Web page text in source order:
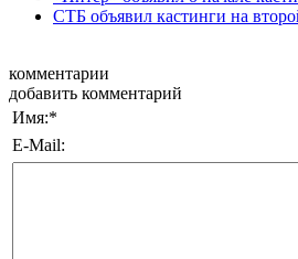
СТБ объявил кастинги на
комментарии
добавить комментарий
Имя:*
E-Mail: